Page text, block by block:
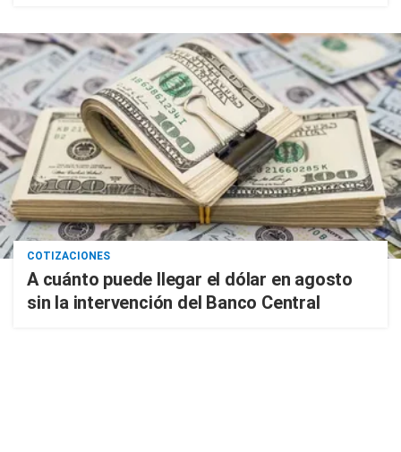
COTIZACIONES
A cuánto puede llegar el dólar en agosto
sin la intervención del Banco Central